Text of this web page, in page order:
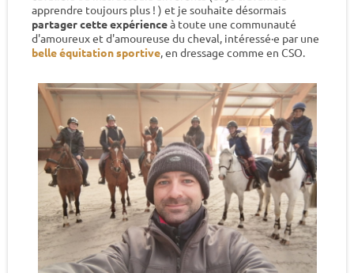
apprendre toujours plus ! ) et je souhaite désormais
partager cette expérienceà toute une communauté
d'amoureux et d'amoureuse du cheval, intéressé·e par une
belle équitation sportive, en dressage comme en CSO.